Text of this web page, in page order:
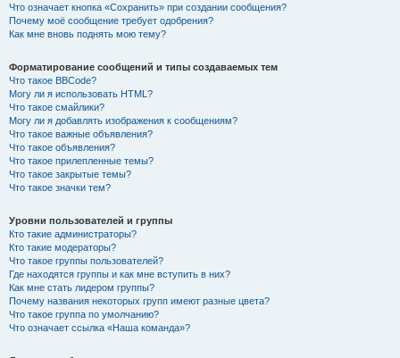
Что означает кнопка «Сохранить» при создании сообщения?
Почему моё сообщение требует одобрения?
Как мне вновь поднять мою тему?
Форматирование сообщений и типы создаваемых тем
Что такое BBCode?
Могу ли я использовать HTML?
Что такое смайлики?
Могу ли я добавлять изображения к сообщениям?
Что такое важные объявления?
Что такое объявления?
Что такое прилепленные темы?
Что такое закрытые темы?
Что такое значки тем?
Уровни пользователей и группы
Кто такие администраторы?
Кто такие модераторы?
Что такое группы пользователей?
Где находятся группы и как мне вступить в них?
Как мне стать лидером группы?
Почему названия некоторых групп имеют разные цвета?
Что такое группа по умолчанию?
Что означает ссылка «Наша команда»?